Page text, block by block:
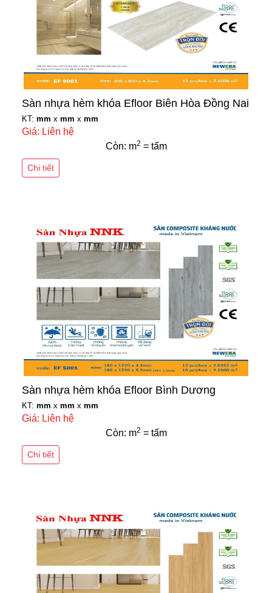
Sàn nhựa hèm khóa Efloor Biên Hòa Đồng Nai
KT: mm x mm x mm
Giá: Liên hệ
Còn: m2 = tấm
Chi tiết
Sàn nhựa hèm khóa Efloor Bình Dương
KT: mm x mm x mm
Giá: Liên hệ
Còn: m2 = tấm
Chi tiết